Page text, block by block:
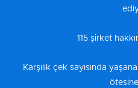
115 şirket
Karşılık çek sayısında